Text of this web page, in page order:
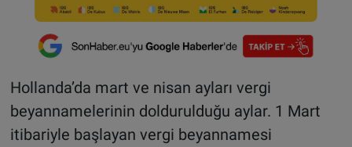
Hollanda’da mart ve nisan ayları vergi
beyannamelerinin doldurulduğu aylar. 1 Mart
itibariyle başlayan vergi beyannamesi